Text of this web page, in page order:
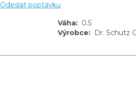
Odeslat poptávku
Váha: 0.5
Výrobce: Dr. Schutz